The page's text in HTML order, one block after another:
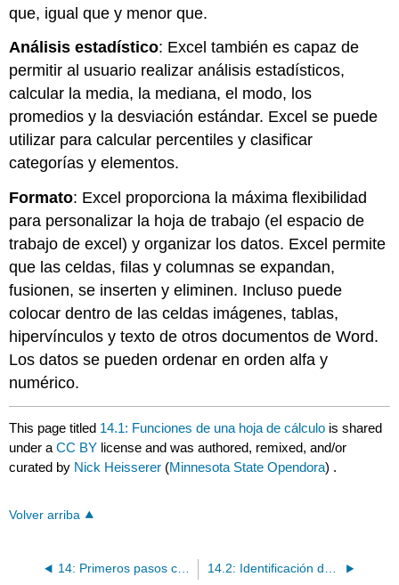
que, igual que y menor que.
Análisis estadístico: Excel también es capaz de
permitir al usuario realizar análisis estadísticos,
calcular la media, la mediana, el modo, los
promedios y la desviación estándar. Excel se puede
utilizar para calcular percentiles y clasificar
categorías y elementos.
Formato: Excel proporciona la máxima flexibilidad
para personalizar la hoja de trabajo (el espacio de
trabajo de excel) y organizar los datos. Excel permite
que las celdas, filas y columnas se expandan,
fusionen, se inserten y eliminen. Incluso puede
colocar dentro de las celdas imágenes, tablas,
hipervínculos y texto de otros documentos de Word.
Los datos se pueden ordenar en orden alfa y
numérico.
This page titled 14.1: Funciones de una hoja de cálculo is shared
under aCC BY license and was authored, remixed, and/or
curated by Nick Heisserer (Minnesota State Opendora) .
Volver arriba
14: Primeros pasos con Excel